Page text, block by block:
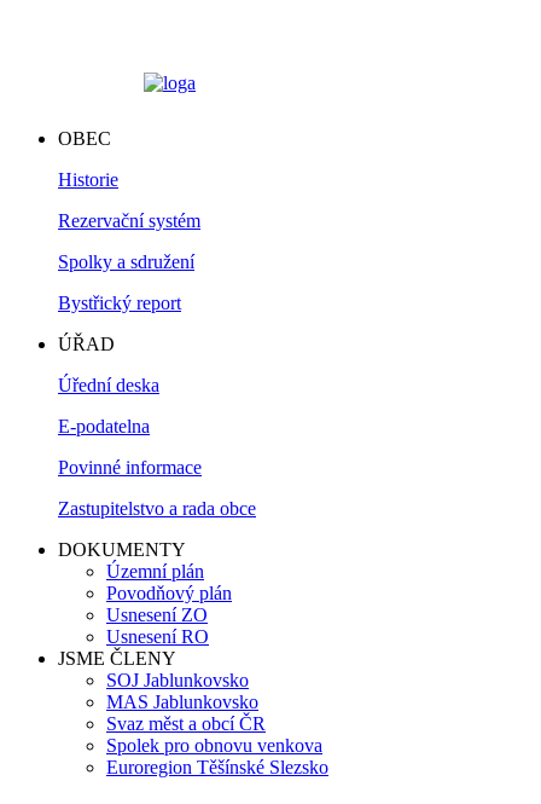
OBEC
Historie
Rezervační systém
Spolky a sdružení
Bystřický report
ÚŘAD
Úřední deska
E-podatelna
Povinné informace
Zastupitelstvo a rada obce
DOKUMENTY
Územní plán
Povodňový plán
Usnesení ZO
Usnesení RO
JSME ČLENY
SOJ Jablunkovsko
MAS Jablunkovsko
Svaz měst a obcí ČR
Spolek pro obnovu venkova
Euroregion Těšínské Slezsko